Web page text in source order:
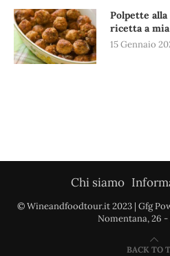
Polpette
ricetta a mia
15 Gennaio
Chi siamo
© Wineandfoodtour.it 2023 | Gfg
Nomentana, 26 -
BACK TO